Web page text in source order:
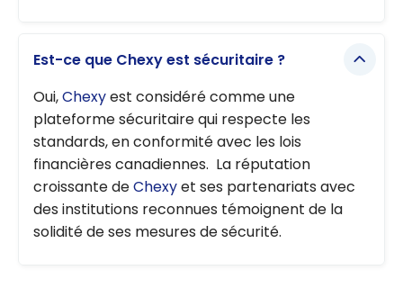
Est-ce que Chexy est sécuritaire ?
Oui,Chexyest considéré comme une
plateforme sécuritaire qui respecte les
standards, en conformité avec les lois
financières canadiennes. La réputation
croissante deChexyet ses partenariats avec
des institutions reconnues témoignent de la
solidité de ses mesures de sécurité.